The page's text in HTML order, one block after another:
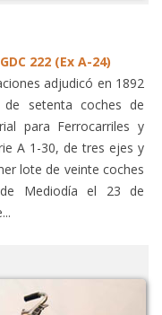
222 (Ex A-24)
adjudicó en 1892
setenta coches de
para Ferrocarriles y
A 1-30, de tres ejes y
lote de veinte coches
Mediodía el 23 de